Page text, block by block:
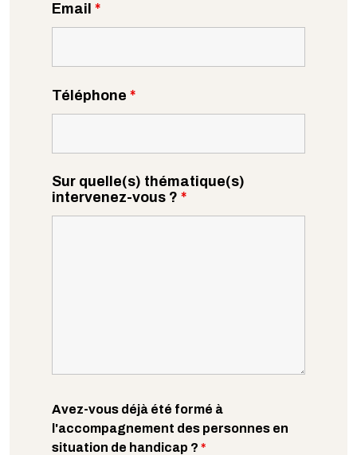
Email *
Téléphone *
Sur quelle(s) thématique(s)
intervenez-vous ? *
Avez-vous déjà été formé à
l'accompagnement des personnes en
situation de handicap ? *